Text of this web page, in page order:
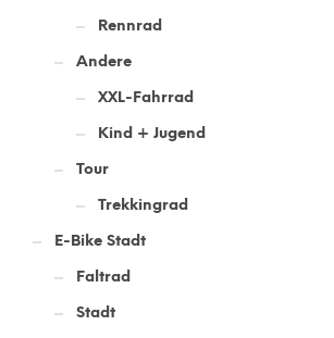
Rennrad
Andere
XXL-Fahrrad
Kind + Jugend
Tour
Trekkingrad
E-Bike Stadt
Faltrad
Stadt